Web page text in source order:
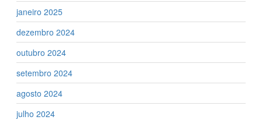
janeiro 2025
dezembro 2024
outubro 2024
setembro 2024
agosto 2024
julho 2024